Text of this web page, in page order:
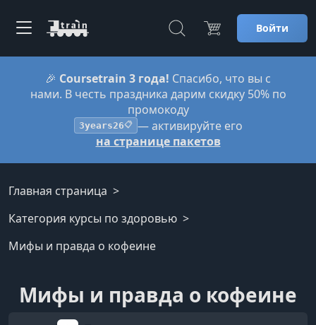
Войти
🎉 Coursetrain 3 года! Спасибо, что вы с
нами. В честь праздника дарим скидку 50% по
промокоду
3years26📋 — активируйте его
на странице пакетов
Главная страница
Категория курсы по здоровью
Мифы и правда о кофеине
Мифы и правда о кофеине